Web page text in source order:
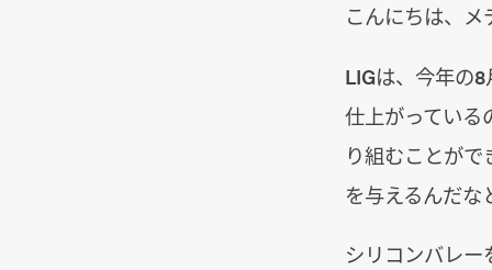
こんにちは、メ
LIGは、今年の
仕上がっている
り組むことが
を与えるんだな
シリコンバレ